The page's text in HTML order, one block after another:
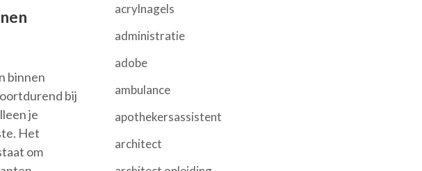
binnen
bij
je
Het
om
acrylnagels
administratie
adobe
ambulance
apothekersassistent
architect